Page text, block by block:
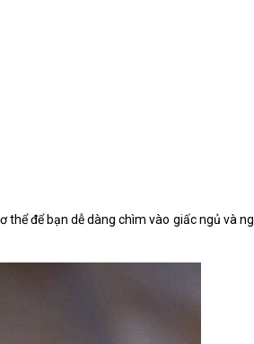
thể để bạn dễ dàng chìm vào giấc ngủ và